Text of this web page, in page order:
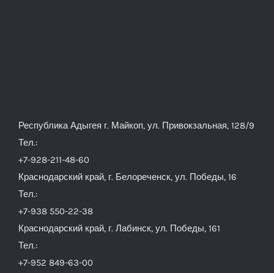
Республика Адыгея г. Майкоп, ул. Привокзальная, 128/9
Тел.:
+7-928-211-48-60
Краснодарский край, г. Белореченск, ул. Победы, 16
Тел.:
+7-938 550-22-38
Краснодарский край, г. Лабинск, ул. Победы, 161
Тел.:
+7-952 849-63-00